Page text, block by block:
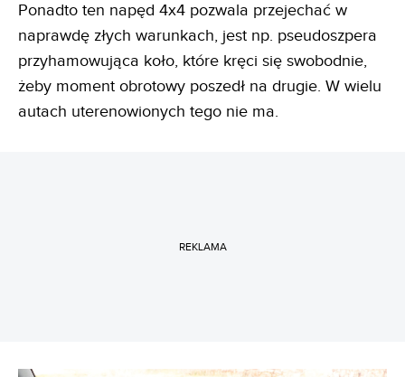
Ponadto ten napęd 4x4 pozwala przejechać w
naprawdę złych warunkach, jest np. pseudoszpera
przyhamowująca koło, które kręci się swobodnie,
żeby moment obrotowy poszedł na drugie. W wielu
autach uterenowionych tego nie ma.
REKLAMA